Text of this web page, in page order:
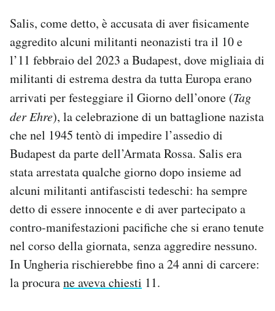
Salis, come detto, è accusata di aver fisicamente
aggredito alcuni militanti neonazisti tra il 10 e
l’11 febbraio del 2023 a Budapest, dove migliaia di
militanti di estrema destra da tutta Europa erano
arrivati per festeggiare il Giorno dell’onore (Tag
der Ehre), la celebrazione di un battaglione nazista
che nel 1945 tentò di impedire l’assedio di
Budapest da parte dell’Armata Rossa. Salis era
stata arrestata qualche giorno dopo insieme ad
alcuni militanti antifascisti tedeschi: ha sempre
detto di essere innocente e di aver partecipato a
contro-manifestazioni pacifiche che si erano tenute
nel corso della giornata, senza aggredire nessuno.
In Ungheria rischierebbe fino a 24 anni di carcere:
la procurane aveva chiesti 11.